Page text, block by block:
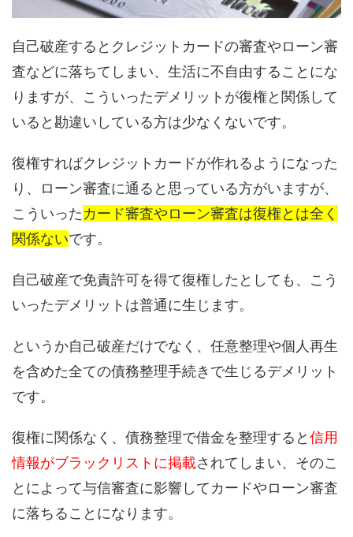
自己破産するとクレジットカードの審査やローン審
査などに落ちてしまい、生活に不自由することにな
りますが、こういったデメリットが復権と関係して
いると勘違いしている方は少なくないです。
復権すればクレジットカードが作れるようになった
り、ローン審査に通ると思っている方がいますが、
こういったカード審査やローン審査は復権とは全く
関係ないです。
自己破産で免責許可を得て復権したとしても、こう
いったデメリットは普通に生じます。
というか自己破産だけでなく、任意整理や個人再生
を含めた全ての債務整理手続きで生じるデメリット
です。
復権に関係なく、債務整理で借金を整理すると信用
情報がブラックリストに掲載されてしまい、そのこ
とによって与信審査に影響してカードやローン審査
に落ちることになります。